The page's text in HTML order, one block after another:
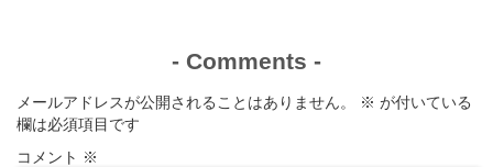
- Comments -
メールアドレスが公開されることはありません。 ※ が付いている
欄は必須項目です
コメント ※